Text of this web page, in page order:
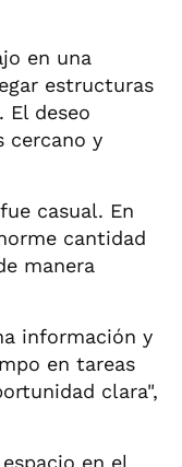
en una
estructuras
El deseo
cercano y
casual. En
cantidad
manera
información y
en tareas
clara",